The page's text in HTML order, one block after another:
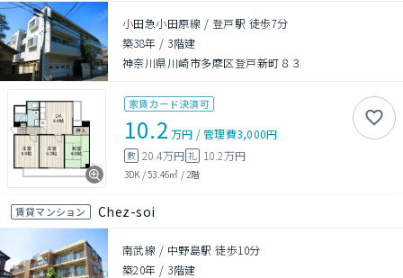
小田急小田原線 / 登戸駅 徒歩7分
築38年 / 3階建
神奈川県川崎市多摩区登戸新町８３
家賃カード決済可
10.2 万円 /管理費3,000円
敷 20.4万円 礼 10.2万円
3DK /53.46㎡ /2階
賃貸マンション Chez-soi
南武線 / 中野島駅 徒歩10分
築20年 / 3階建